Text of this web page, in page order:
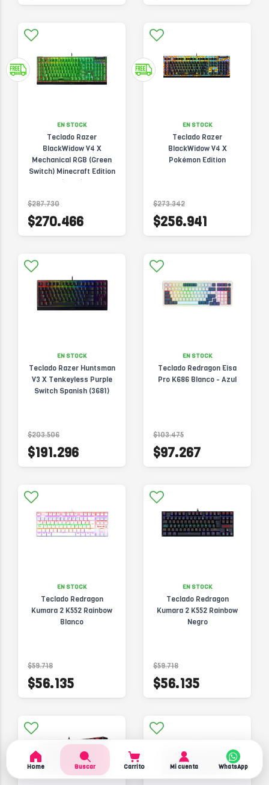
EN STOCK
Teclado Razer
BlackWidow V4 X
Mechanical RGB (Green
Switch) Minecraft Edition
(2936)
$287.730
$270.466
EN STOCK
Teclado Razer
BlackWidow V4 X
Pokémon Edition
$273.342
$256.941
EN STOCK
Teclado Razer Huntsman
V3 X Tenkeyless Purple
Switch Spanish (3681)
$203.506
$191.296
EN STOCK
Teclado Redragon Eisa
Pro K686 Blanco - Azul
$103.475
$97.267
EN STOCK
Teclado Redragon
Kumara 2 K552 Rainbow
Blanco
$59.718
$56.135
EN STOCK
Teclado Redragon
Kumara 2 K552 Rainbow
Negro
$59.718
$56.135
Home Buscar Carrito Mi cuenta